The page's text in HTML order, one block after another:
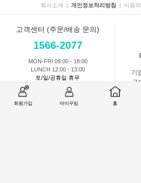
회원가입 마이꾸밈 홈
회사소개 | 개인정보처리방침 | 이용
고객센터 (주문/배송 문의)
1566-2077
MON-FRI 09:00 - 18:00
LUNCH 12:00 - 13:00
토/일/공휴일 휴무
기
국